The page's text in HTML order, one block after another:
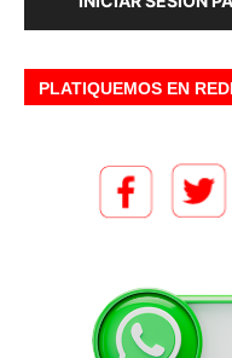
PLATIQUEMOS EN